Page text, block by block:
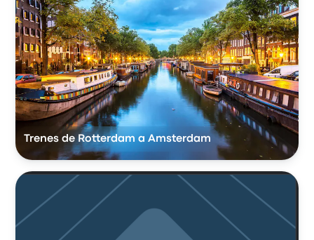
Trenes de Rotterdam a Amsterdam